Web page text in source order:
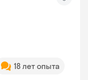
18 лет опыта